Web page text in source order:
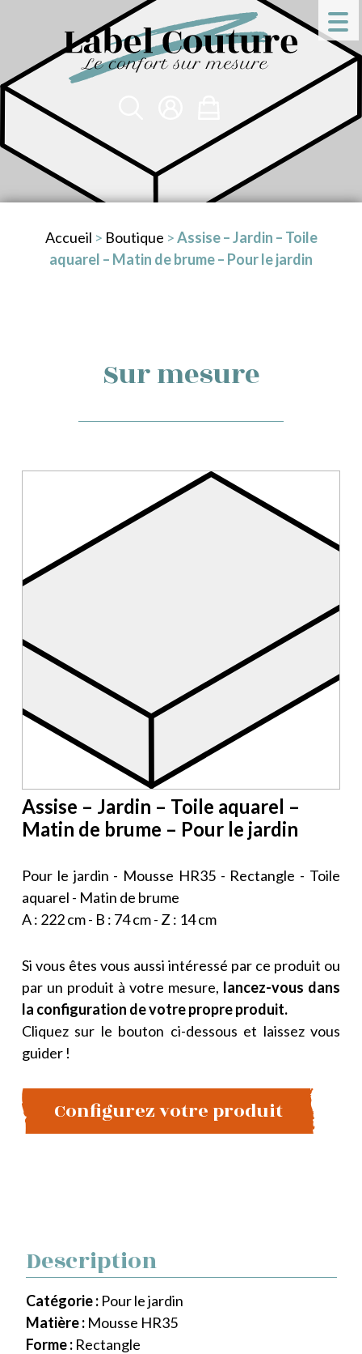
Accueil > Boutique >Assise – Jardin – Toile
aquarel – Matin de brume – Pour le jardin
Sur mesure
Assise – Jardin – Toile aquarel –
Matin de brume – Pour le jardin
Pour le jardin - Mousse HR35 - Rectangle - Toile
aquarel - Matin de brume
A : 222 cm - B : 74 cm - Z : 14 cm
Si vous êtes vous aussi intéressé par ce produit ou
par un produit à votre mesure, lancez-vous dans
la configuration de votre propre produit.
Cliquez sur le bouton ci-dessous et laissez vous
guider !
Configurez votre produit
Description
Catégorie : Pour le jardin
Matière : Mousse HR35
Forme : Rectangle